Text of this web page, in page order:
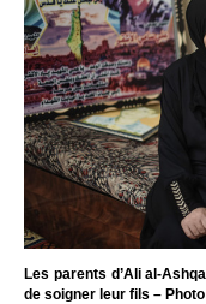
Les parents d’Ali al-
de soigner leur fils –